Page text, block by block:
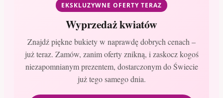
EKSKLUZYWNE OFERTY TERAZ
Wyprzedaż kwiatów
Znajdź piękne bukiety w naprawdę dobrych cenach –
już teraz. Zamów, zanim oferty znikną, i zaskocz kogoś
niezapomnianym prezentem, dostarczonym do Świecie
już tego samego dnia.